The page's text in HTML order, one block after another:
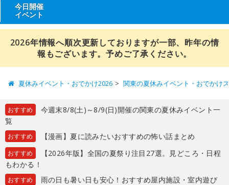
今日開催
イベント
2026年情報へ順次更新しておりますが一部、昨年の情
報もございます。予めご了承ください。
夏休みイベント・おでかけ2026 関東の夏休みイベント・おでかけ
おすすめ
今週末8/8(土)～8/9(日)開催の関東の夏休みイベント一
覧
おすすめ 【漫画】夏に読みたいおすすめの怖い話まとめ
おすすめ
【2026年版】全国の夏祭り注目27選。見どころ・日程
もわかる！
おすすめ
雨の日も暑い日も安心！おすすめ屋内施設・室内遊び